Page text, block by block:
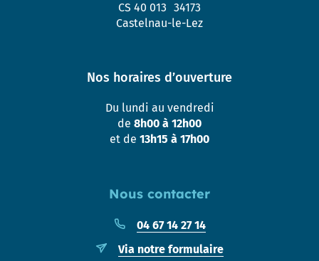
Nous contacter
04 67 14 27 14
Via notre formulaire
CS 40 013 34173
Castelnau-le-Lez
Nos horaires d’ouverture
Du lundi au vendredi
de 8h00 à 12h00
et de 13h15 à 17h00